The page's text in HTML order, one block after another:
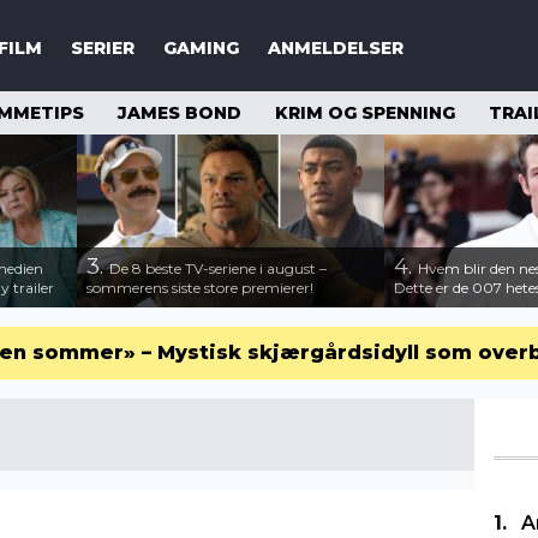
SERIER GAMING ANMELDELSER
JAMES BOND KRIM OG SPENNING
trailer
3.De 8 beste TV-seriene i august –
sommerens siste store premierer!
4.Hvem blir den
Dette er de 007
sommer» – Mystisk skjærgårdsidyll som